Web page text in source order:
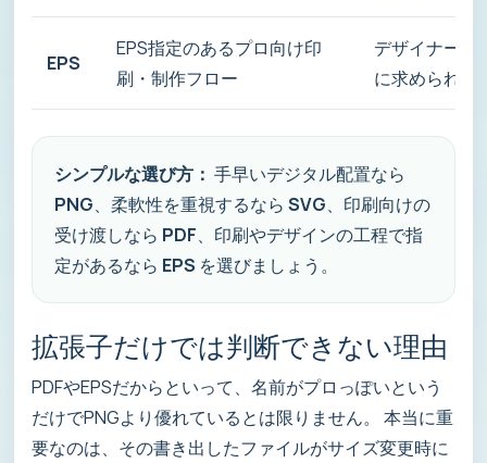
EPS
EPS指定のあるプロ向け印
刷・制作フロー
デザイナー、
に求められた
シンプルな選び方： 手早いデジタル配置なら
PNG、柔軟性を重視するなら SVG、印刷向けの
受け渡しなら PDF、印刷やデザインの工程で指
定があるなら EPS を選びましょう。
拡張子だけでは判断できない理由
PDFやEPSだからといって、名前がプロっぽいという
だけでPNGより優れているとは限りません。 本当に重
要なのは、その書き出したファイルがサイズ変更時に